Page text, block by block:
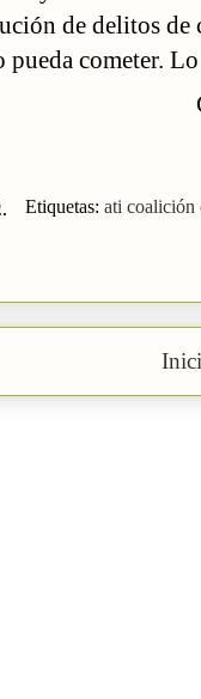
de delitos
cometer.
Etiquetas: ati coalición